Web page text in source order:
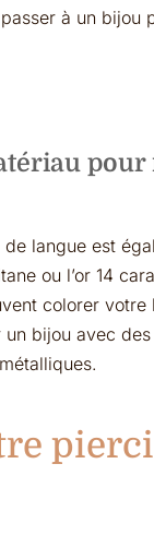
à un bijou
langue est
ou l’or 14
colorer
bijou avec